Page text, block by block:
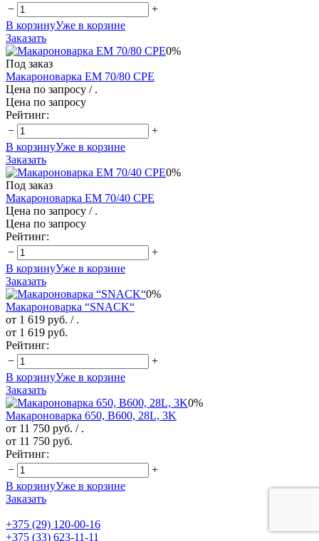
−
+
В корзинуУже в корзине
Заказать
0%
Под заказ
Макароноварка EM 70/80 CPE
Цена по запросу / .
Цена по запросу
Рейтинг:
−
+
В корзинуУже в корзине
Заказать
0%
Под заказ
Макароноварка EM 70/40 CPE
Цена по запросу / .
Цена по запросу
Рейтинг:
−
+
В корзинуУже в корзине
Заказать
0%
Макароноварка “SNACK“
от 1 619 руб. / .
от 1 619 руб.
Рейтинг:
−
+
В корзинуУже в корзине
Заказать
0%
Макароноварка 650, B600, 28L, 3K
от 11 750 руб. / .
от 11 750 руб.
Рейтинг:
−
+
В корзинуУже в корзине
Заказать
+375 (29) 120-00-16
+375 (33) 623-11-11